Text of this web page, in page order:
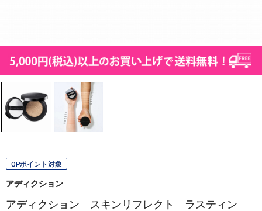
OPポイント対象
アディクション
アディクション スキンリフレクト ラスティン